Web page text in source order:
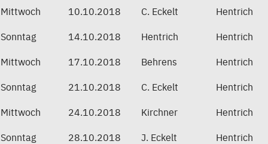
Mittwoch
10.10.2018 C. Eckelt
Hentrich
Sonntag
14.10.2018 Hentrich
Hentrich
Mittwoch
17.10.2018 Behrens
Hentrich
Sonntag
21.10.2018 C. Eckelt
Hentrich
Mittwoch
24.10.2018 Kirchner
Hentrich
Sonntag
28.10.2018 J. Eckelt
Hentrich